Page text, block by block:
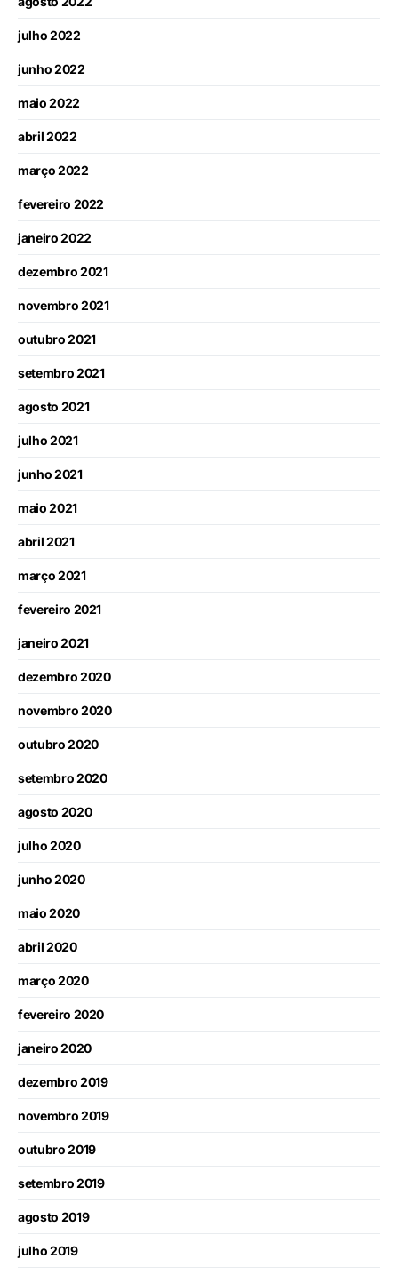
julho 2022
junho 2022
maio 2022
abril 2022
março 2022
fevereiro 2022
janeiro 2022
dezembro 2021
novembro 2021
outubro 2021
setembro 2021
agosto 2021
julho 2021
junho 2021
maio 2021
abril 2021
março 2021
fevereiro 2021
janeiro 2021
dezembro 2020
novembro 2020
outubro 2020
setembro 2020
agosto 2020
julho 2020
junho 2020
maio 2020
abril 2020
março 2020
fevereiro 2020
janeiro 2020
dezembro 2019
novembro 2019
outubro 2019
setembro 2019
agosto 2019
julho 2019